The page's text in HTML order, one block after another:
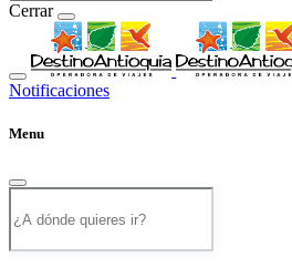
Cerrar
Notificaciones
Menu